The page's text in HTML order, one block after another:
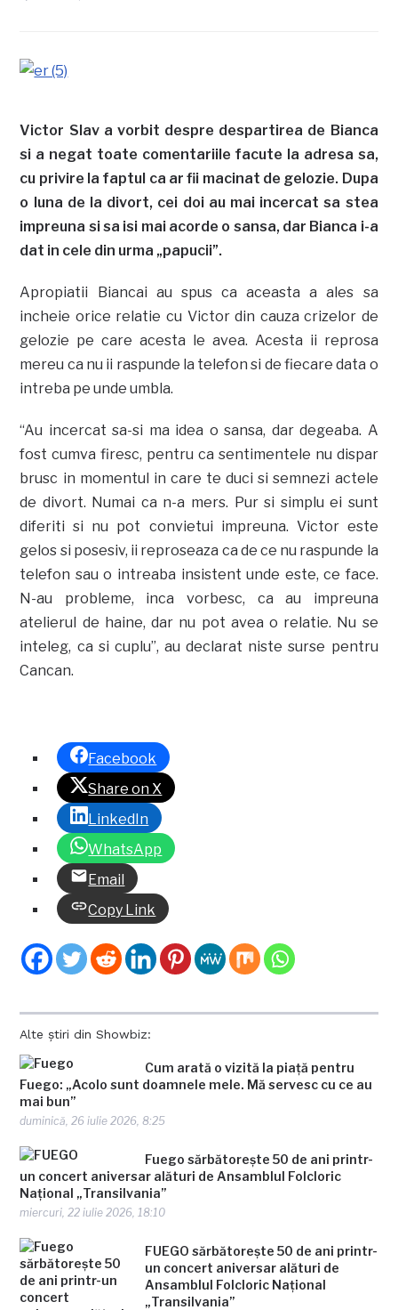
Alte știri din Showbiz:
Cum arată o vizită la piață pentru
Fuego: „Acolo sunt doamnele mele. Mă servesc cu ce au
mai bun”
duminică, 26 iulie 2026, 8:25
Fuego sărbătorește 50 de ani printr-
un concert aniversar alături de Ansamblul Folcloric
Național „Transilvania”
miercuri, 22 iulie 2026, 18:10
FUEGO sărbătorește 50 de ani printr-
un concert aniversar alături de
Ansamblul Folcloric Național
„Transilvania”
Victor Slav a vorbit despre despartirea de Bianca
si a negat toate comentariile facute la adresa sa,
cu privire la faptul ca ar fii macinat de gelozie. Dupa
o luna de la divort, cei doi au mai incercat sa stea
impreuna si sa isi mai acorde o sansa, dar Bianca i-a
dat in cele din urma „papucii”.
Apropiatii Biancai au spus ca aceasta a ales sa
incheie orice relatie cu Victor din cauza crizelor de
gelozie pe care acesta le avea. Acesta ii reprosa
mereu ca nu ii raspunde la telefon si de fiecare data o
intreba pe unde umbla.
“Au incercat sa-si ma idea o sansa, dar degeaba. A
fost cumva firesc, pentru ca sentimentele nu dispar
brusc in momentul in care te duci si semnezi actele
de divort. Numai ca n-a mers. Pur si simplu ei sunt
diferiti si nu pot convietui impreuna. Victor este
gelos si posesiv, ii reproseaza ca de ce nu raspunde la
telefon sau o intreaba insistent unde este, ce face.
N-au probleme, inca vorbesc, ca au impreuna
atelierul de haine, dar nu pot avea o relatie. Nu se
inteleg, ca si cuplu”, au declarat niste surse pentru
Cancan.
Facebook
Share on X
LinkedIn
WhatsApp
Email
Copy Link